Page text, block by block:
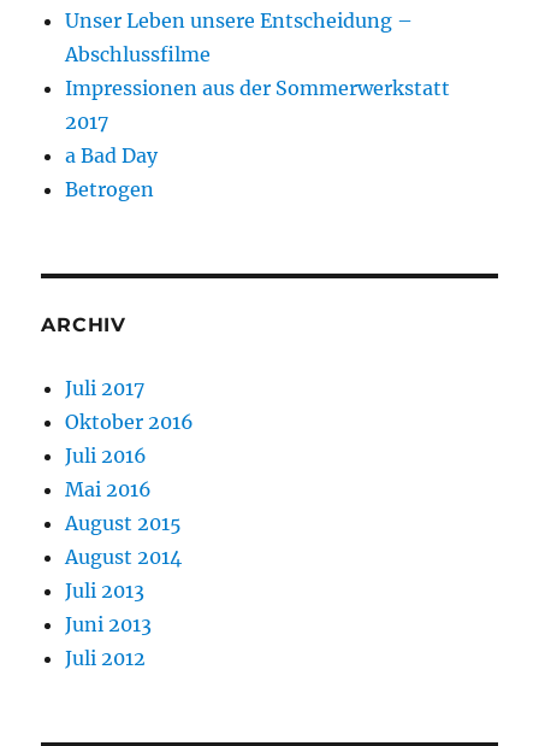
Unser Leben unsere Entscheidung –
Abschlussfilme
Impressionen aus der Sommerwerkstatt
2017
a Bad Day
Betrogen
ARCHIV
Juli 2017
Oktober 2016
Juli 2016
Mai 2016
August 2015
August 2014
Juli 2013
Juni 2013
Juli 2012